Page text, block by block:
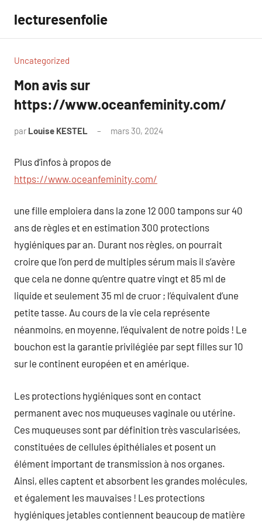
contenu
lecturesenfolie
Uncategorized
Mon avis sur
https://www.oceanfeminity.com/
par Louise KESTEL mars 30, 2024
Plus d’infos à propos de
https://www.oceanfeminity.com/
une fille emploiera dans la zone 12 000 tampons sur 40
ans de règles et en estimation 300 protections
hygiéniques par an. Durant nos règles, on pourrait
croire que l’on perd de multiples sérum mais il s’avère
que cela ne donne qu’entre quatre vingt et 85 ml de
liquide et seulement 35 ml de cruor ; l’équivalent d’une
petite tasse. Au cours de la vie cela représente
néanmoins, en moyenne, l’équivalent de notre poids ! Le
bouchon est la garantie privilégiée par sept filles sur 10
sur le continent européen et en amérique.
Les protections hygiéniques sont en contact
permanent avec nos muqueuses vaginale ou utérine.
Ces muqueuses sont par définition très vascularisées,
constituées de cellules épithéliales et posent un
élément important de transmission à nos organes.
Ainsi, elles captent et absorbent les grandes molécules,
et également les mauvaises ! Les protections
hygiéniques jetables contiennent beaucoup de matière